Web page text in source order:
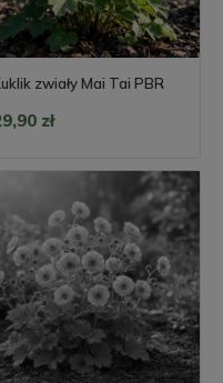
zwiały Mai Tai PBR
zł